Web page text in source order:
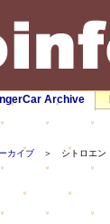
Archive
カイブ ＞ シトロエン